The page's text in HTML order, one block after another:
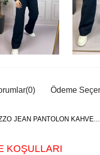
(0) Ödeme
JEAN PANTOLON KAHVE...
KOŞULLARI